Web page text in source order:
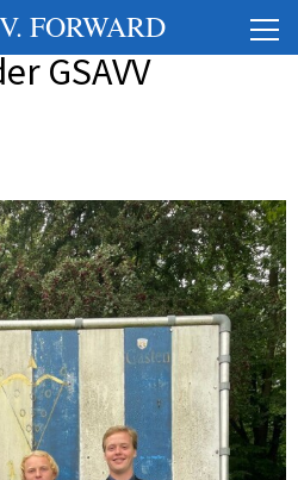
FORWARD
GSAVV